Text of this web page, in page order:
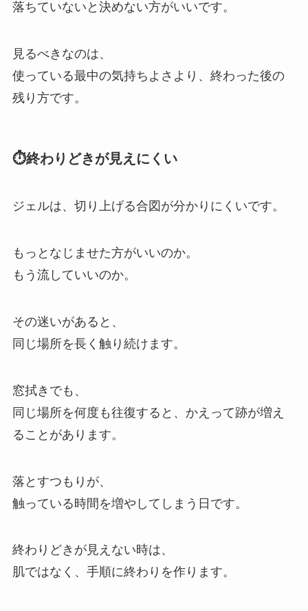
落ちていないと決めない方がいいです。
見るべきなのは、
使っている最中の気持ちよさより、終わった後の
残り方です。
⏱️終わりどきが見えにくい
ジェルは、切り上げる合図が分かりにくいです。
もっとなじませた方がいいのか。
もう流していいのか。
その迷いがあると、
同じ場所を長く触り続けます。
窓拭きでも、
同じ場所を何度も往復すると、かえって跡が増え
ることがあります。
落とすつもりが、
触っている時間を増やしてしまう日です。
終わりどきが見えない時は、
肌ではなく、手順に終わりを作ります。